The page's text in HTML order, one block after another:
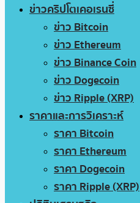
ข่าวคริปโตเคอเรนซี่
ข่าว Bitcoin
ข่าว Ethereum
ข่าว Binance Coin
ข่าว Dogecoin
ข่าว Ripple (XRP)
ราคาและการวิเคราะห์
ราคา Bitcoin
ราคา Ethereum
ราคา Dogecoin
ราคา Ripple (XRP)